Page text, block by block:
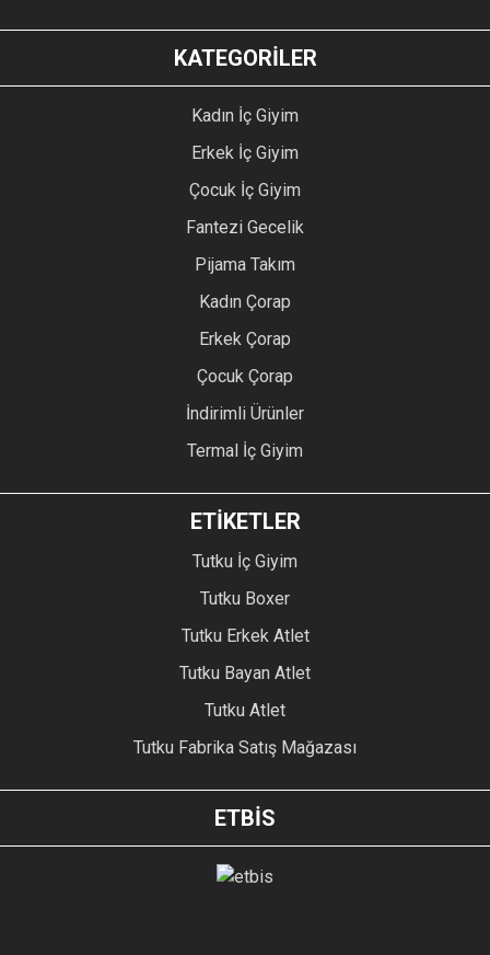
KATEGORİLER
Kadın İç Giyim
Erkek İç Giyim
Çocuk İç Giyim
Fantezi Gecelik
Pijama Takım
Kadın Çorap
Erkek Çorap
Çocuk Çorap
İndirimli Ürünler
Termal İç Giyim
ETİKETLER
Tutku İç Giyim
Tutku Boxer
Tutku Erkek Atlet
Tutku Bayan Atlet
Tutku Atlet
Tutku Fabrika Satış Mağazası
ETBİS